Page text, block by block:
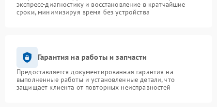
экспресс-диагностику и восстановление в кратчайшие
сроки, минимизируя время без устройства
Гарантия на работы и запчасти
Предоставляется документированная гарантия на
выполненные работы и установленные детали, что
защищает клиента от повторных неисправностей